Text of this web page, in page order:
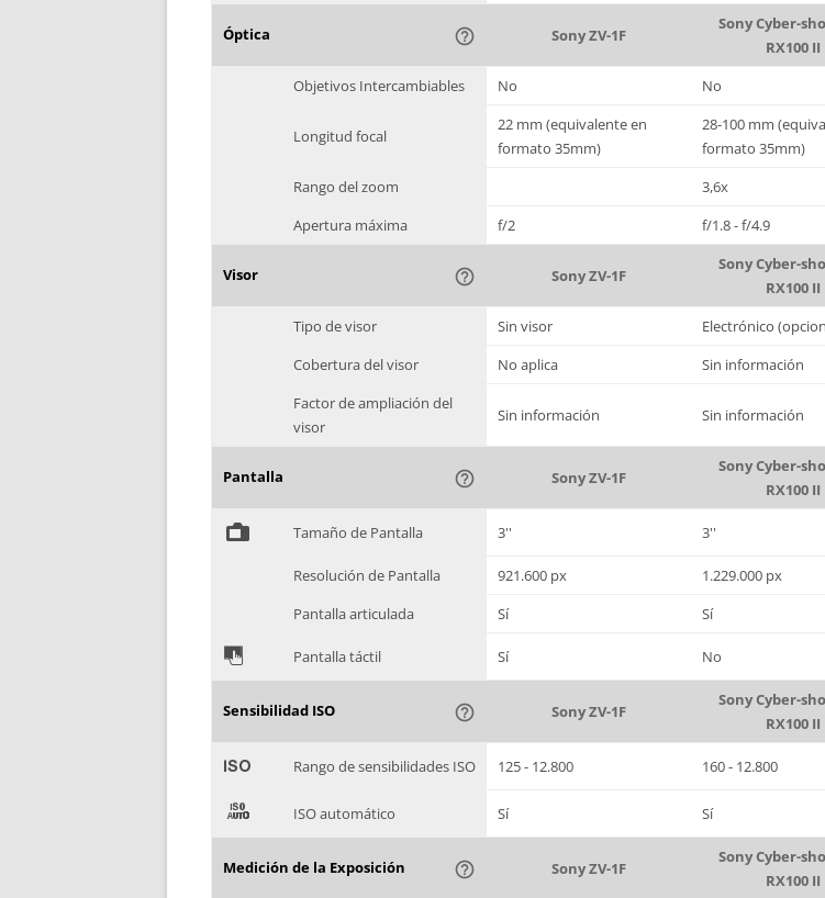
Óptica help_outline Sony ZV-1F
Sony Cyber-
RX100 II
Objetivos Intercambiables
No No
Longitud focal
22 mm (equivalente en
formato 35mm)
28-100 mm
formato 35mm)
Rango del zoom
3,6x
Apertura máxima
f/2 f/1.8 - f/4.9
Visor help_outline Sony ZV-1F
Sony Cyber-
RX100 II
Tipo de visor
Sin visor
Electrónico
Cobertura del visor
No aplica
Sin información
Factor de ampliación del
visor
Sin información Sin información
Pantalla help_outline Sony ZV-1F
Sony Cyber-
RX100 II
% Tamaño de Pantalla 3'' 3''
Resolución de Pantalla 921.600 px
1.229.000 px
Pantalla articulada
Sí Sí
& Pantalla táctil Sí No
Sensibilidad ISO help_outline Sony ZV-1F
Sony Cyber-
RX100 II
' Rango de sensibilidades ISO 125 - 12.800 160 - 12.800
( ISO automático Sí Sí
Medición de la Exposición help_outline Sony ZV-1F
Sony Cyber-
RX100 II